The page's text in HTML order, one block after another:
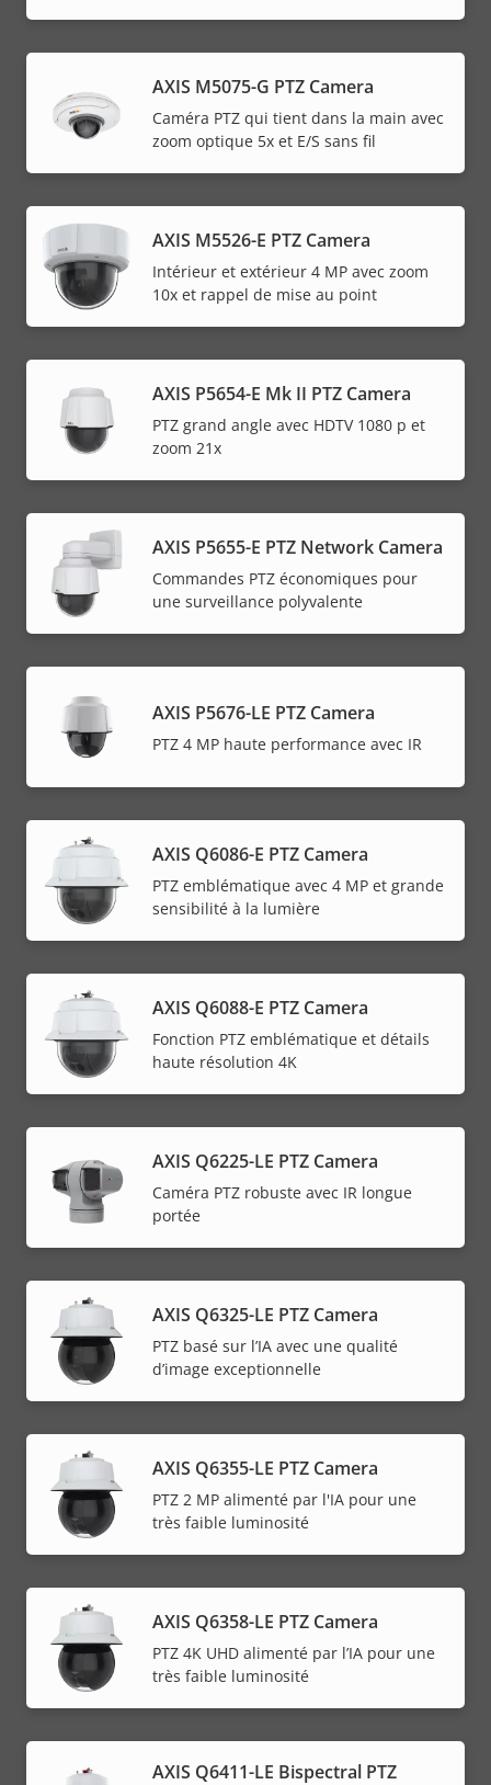
AXIS M5075-G PTZ Camera
Caméra PTZ qui tient dans la main avec
zoom optique 5x et E/S sans fil
AXIS M5526-E PTZ Camera
Intérieur et extérieur 4 MP avec zoom
10x et rappel de mise au point
AXIS P5654-E Mk II PTZ Camera
PTZ grand angle avec HDTV 1080 p et
zoom 21x
AXIS P5655-E PTZ Network Camera
Commandes PTZ économiques pour
une surveillance polyvalente
AXIS P5676-LE PTZ Camera
PTZ 4 MP haute performance avec IR
AXIS Q6086-E PTZ Camera
PTZ emblématique avec 4 MP et grande
sensibilité à la lumière
AXIS Q6088-E PTZ Camera
Fonction PTZ emblématique et détails
haute résolution 4K
AXIS Q6225-LE PTZ Camera
Caméra PTZ robuste avec IR longue
portée
AXIS Q6325-LE PTZ Camera
PTZ basé sur l’IA avec une qualité
d’image exceptionnelle
AXIS Q6355-LE PTZ Camera
PTZ 2 MP alimenté par l'IA pour une
très faible luminosité
AXIS Q6358-LE PTZ Camera
PTZ 4K UHD alimenté par l’IA pour une
très faible luminosité
AXIS Q6411-LE Bispectral PTZ